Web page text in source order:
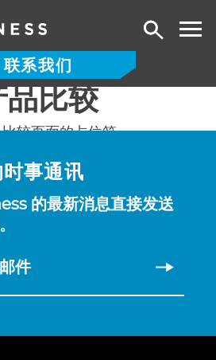
联系我们
搜
品比较
较页面的占位符。
事通讯
的最新消息直接发送
件